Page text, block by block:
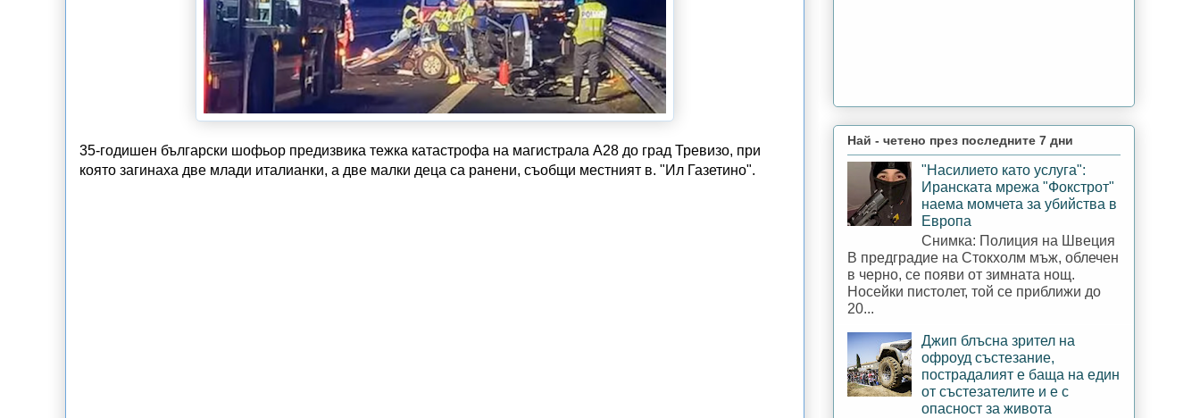
35-годишен български шофьор предизвика тежка катастрофа на магистрала А28 до град Тревизо, при
която загинаха две млади италианки, а две малки деца са ранени, съобщи местният в. "Ил Газетино".
Най - четено през последните 7 дни
"Насилието като услуга":
Иранската мрежа "Фокстрот"
наема момчета за убийства в
Европа
Снимка: Полиция на Швеция
В предградие на Стокхолм мъж, облечен
в черно, се появи от зимната нощ.
Носейки пистолет, той се приближи до
20...
Джип блъсна зрител на
офроуд състезание,
пострадалият е баща на един
от състезателите и е с
опасност за живота